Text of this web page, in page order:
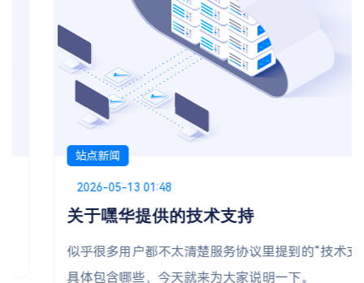
站点新闻
Posted on
2026-05-13 01:48
关于嘿华提供的技术支持
似乎很多用户都不太清楚服务协议里提到的“技术支持”
具体包含哪些，今天就来为大家说明一下。